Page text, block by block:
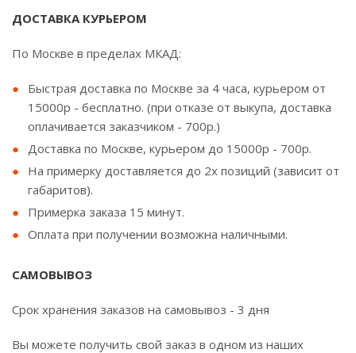
ДОСТАВКА КУРЬЕРОМ
По Москве в пределах МКАД:
Быстрая доставка по Москве за 4 часа, курьером от
15000р - бесплатно. (при отказе от выкупа, доставка
оплачивается заказчиком - 700р.)
Доставка по Москве, курьером до 15000р - 700р.
На примерку доставляется до 2х позиций (зависит от
габаритов).
Примерка заказа 15 минут.
Оплата при получении возможна наличными.
САМОВЫВОЗ
Срок хранения заказов на самовывоз - 3 дня
Вы можете получить свой заказ в одном из наших